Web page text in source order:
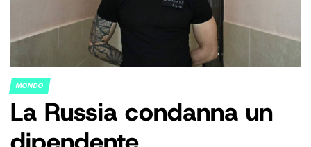
POSTED
IN
MONDO
La Russia condanna un